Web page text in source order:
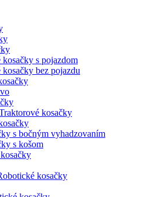
s pojazdom
bez pojazdu
s bočným vyhadzovaním
s košom